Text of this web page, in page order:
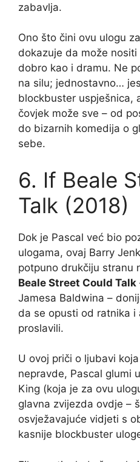
zabavlja.
Ono što čini ovu ulogu
dokazuje da može
dobro kao i dramu. Ne
na silu; jednostavno…
blockbuster uspješnica,
čovjek može sve – od
do bizarnih komedija o
sebe.
6. If Beale
Talk (2018)
Dok je Pascal već bio
ulogama, ovaj Barry
potpuno drukčiju stranu
Beale Street Could Talk
Jamesa Baldwina –
da se opusti od ratnika i
proslavili.
U ovoj priči o ljubavi
nepravde, Pascal glumi
King (koja je za ovu
glavna zvijezda ovdje –
osvježavajuće vidjeti s
kasnije blockbuster